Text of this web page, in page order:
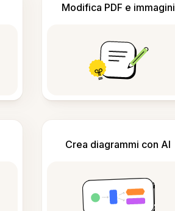
Modifica PDF e immagini
Crea diagrammi con AI